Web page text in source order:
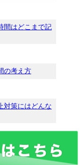
間はどこまで記
の考え方
対策にはどんな